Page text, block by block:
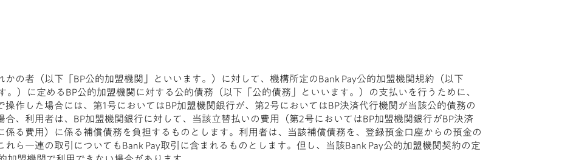
の者（以下「BP公的加盟機関」といいます。）に対して、機構所定のBank Pay公的加盟機関規約（以下
。）に定めるBP公的加盟機関に対する公的債務（以下「公的債務」といいます。）の支払いを行うために、
作した場合には、第1号においてはBP加盟機関銀行が、第2号においてはBP決済代行機関が当該公的債務の
合、利用者は、BP加盟機関銀行に対して、当該立替払いの費用（第2号においてはBP加盟機関銀行がBP決済
係る費用）に係る補償債務を負担するものとします。利用者は、当該補償債務を、登録預金口座からの預金の
ら一連の取引についてもBank Pay取引に含まれるものとします。但し、当該Bank Pay公的加盟機関契約の定